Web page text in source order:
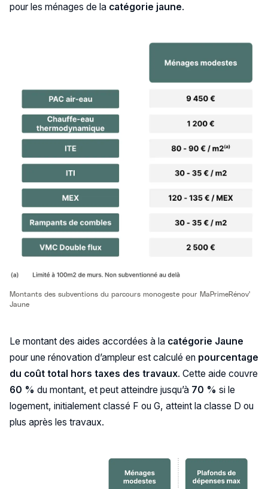
pour les ménages de la catégorie jaune.
Montants des subventions du parcours monogeste pour MaPrimeRénov'
Jaune
Le montant des aides accordées à la catégorie Jaune
pour une rénovation d’ampleur est calculé en pourcentage
du coût total hors taxes des travaux. Cette aide couvre
60 % du montant, et peut atteindre jusqu’à 70 % si le
logement, initialement classé F ou G, atteint la classe D ou
plus après les travaux.